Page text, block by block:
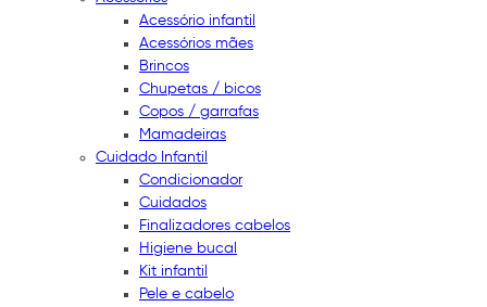
Acessório infantil
Acessórios mães
Brincos
Chupetas / bicos
Copos / garrafas
Mamadeiras
Cuidado Infantil
Condicionador
Cuidados
Finalizadores cabelos
Higiene bucal
Kit infantil
Pele e cabelo